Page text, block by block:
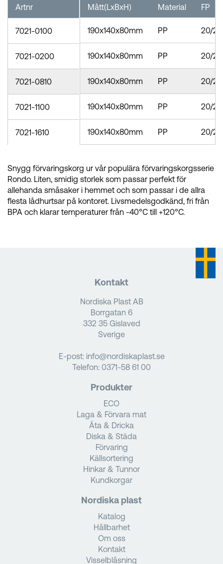
Mått(LxBxH) Material FP
190x140x80mm PP 20/
190x140x80mm PP 20/
190x140x80mm PP 20/
190x140x80mm PP 20/
190x140x80mm PP 20/
Artnr
7021-0100
7021-0200
7021-0810
7021-1100
7021-1610
Snygg förvaringskorg ur vår populära förvaringskorgsserie
Rondo. Liten, smidig storlek som passar perfekt för
allehanda småsaker i hemmet och som passar i de allra
flesta lådhurtsar på kontoret. Livsmedelsgodkänd, fri från
BPA och klarar temperaturer från -40°C till +120°C.
Kontakt
Nordiska Plast AB
Borrgatan 6
332 35 Gislaved
Sverige
E-post: info@nordiskaplast.se
Telefon: 0371-58 61 00
Produkter
ECO
Laga & Förvara mat
Äta & Dricka
Diska & Städa
Förvaring
Källsortering
Hinkar & Tunnor
Kundkorgar
Nordiska plast
Katalog
Hållbarhet
Om oss
Kontakt
Visselblåsning